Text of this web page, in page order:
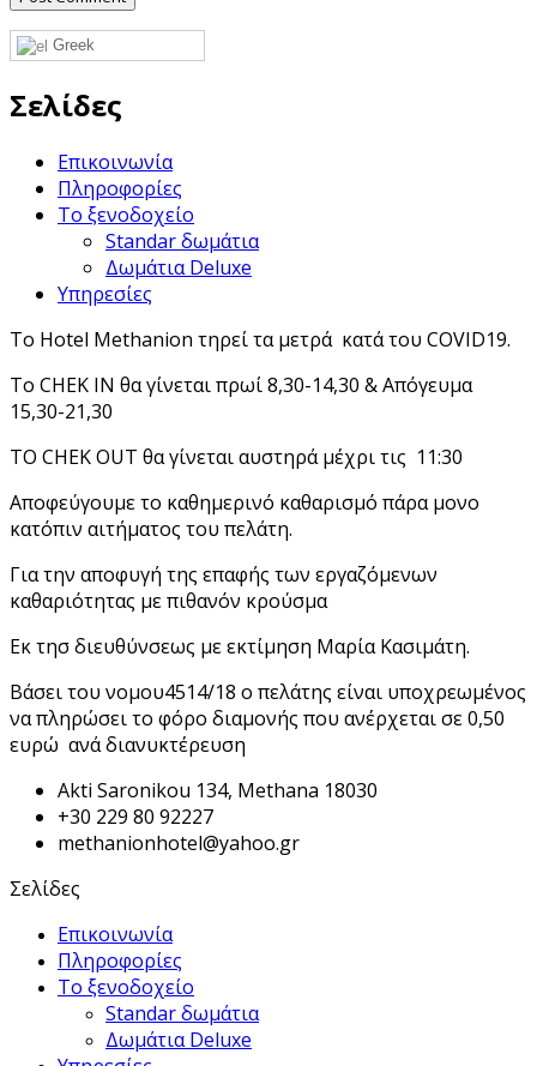
Greek
Σελίδες
Επικοινωνία
Πληροφορίες
Το ξενοδοχείο
Standar δωμάτια
Δωμάτια Deluxe
Υπηρεσίες
Το Hotel Methanion τηρεί τα μετρά κατά του COVID19.
Το CHEK IN θα γίνεται πρωί 8,30-14,30 & Απόγευμα
15,30-21,30
ΤΟ CHEK OUT θα γίνεται αυστηρά μέχρι τις 11:30
Αποφεύγουμε το καθημερινό καθαρισμό πάρα μονο
κατόπιν αιτήματος του πελάτη.
Για την αποφυγή της επαφής των εργαζόμενων
καθαριότητας με πιθανόν κρούσμα
Εκ τησ διευθύνσεως με εκτίμηση Μαρία Κασιμάτη.
Βάσει του νομου4514/18 ο πελάτης είναι υποχρεωμένος
να πληρώσει το φόρο διαμονής που ανέρχεται σε 0,50
ευρώ ανά διανυκτέρευση
Akti Saronikou 134, Methana 18030
+30 229 80 92227
methanionhotel@yahoo.gr
Σελίδες
Επικοινωνία
Πληροφορίες
Το ξενοδοχείο
Standar δωμάτια
Δωμάτια Deluxe